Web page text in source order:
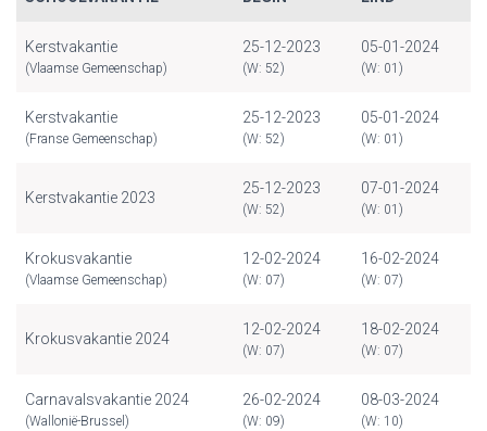
Kerstvakantie
(Vlaamse Gemeenschap)
25-12-2023
(W: 52)
05-01-2024
(W: 01)
Kerstvakantie
(Franse Gemeenschap)
25-12-2023
(W: 52)
05-01-2024
(W: 01)
Kerstvakantie 2023
25-12-2023
(W: 52)
07-01-2024
(W: 01)
Krokusvakantie
(Vlaamse Gemeenschap)
12-02-2024
(W: 07)
16-02-2024
(W: 07)
Krokusvakantie 2024
12-02-2024
(W: 07)
18-02-2024
(W: 07)
Carnavalsvakantie 2024
(Wallonië-Brussel)
26-02-2024
(W: 09)
08-03-2024
(W: 10)